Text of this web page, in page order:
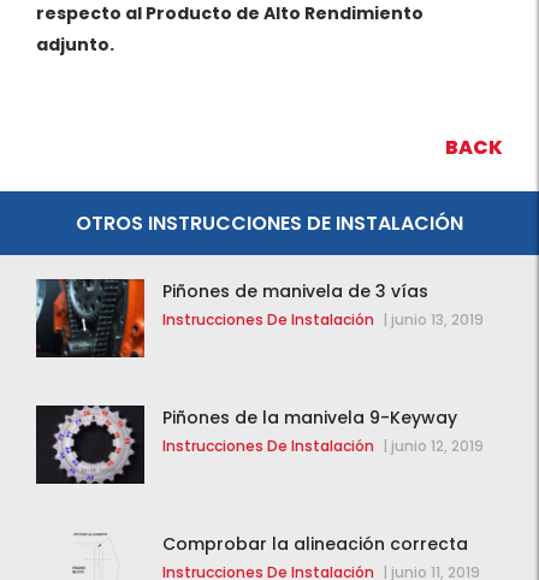
respecto al Producto de Alto Rendimiento
adjunto.
BACK
OTROS INSTRUCCIONES DE INSTALACIÓN
Piñones de manivela de 3 vías
Instrucciones De Instalación | junio 13, 2019
Piñones de la manivela 9-Keyway
Instrucciones De Instalación | junio 12, 2019
Comprobar la alineación correcta
Instrucciones De Instalación | junio 11, 2019